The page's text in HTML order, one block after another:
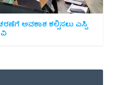
ಅವಕಾಶ ಕಲ್ಪಿಸಲು ಎಸ್ಪಿ